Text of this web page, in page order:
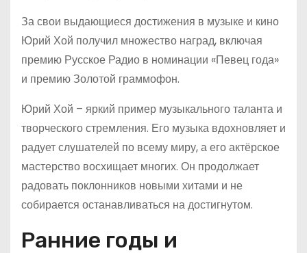
За свои выдающиеся достижения в музыке и кино
Юрий Хой получил множество наград, включая
премию Русское Радио в номинации «Певец года»
и премию Золотой граммофон.
Юрий Хой – яркий пример музыкального таланта и
творческого стремления. Его музыка вдохновляет и
радует слушателей по всему миру, а его актёрское
мастерство восхищает многих. Он продолжает
радовать поклонников новыми хитами и не
собирается останавливаться на достигнутом.
Ранние годы и